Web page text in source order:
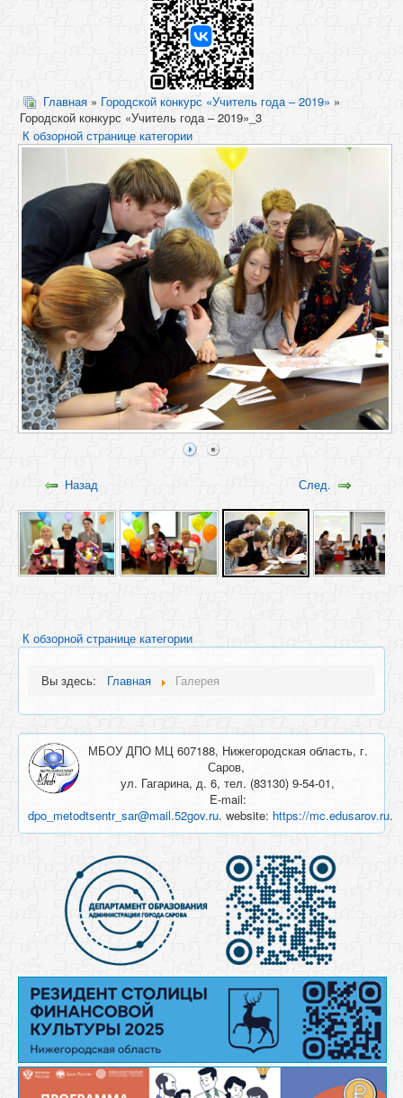
Главная » Городской конкурс «Учитель года – 2019» »
Городской конкурс «Учитель года – 2019»_3
К обзорной странице категории
Назад След.
К обзорной странице категории
Вы здесь: Главная Галерея
МБОУ ДПО МЦ 607188, Нижегородская область, г.
Саров,
ул. Гагарина, д. 6, тел. (83130) 9-54-01,
E-mail:
dpo_metodtsentr_sar@mail.52gov.ru. website: https://mc.edusarov.ru.